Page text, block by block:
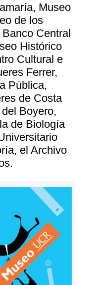
Museo
de los
Central
Histórico
Cultural e
Ferrer,
Pública,
de Costa
Boyero,
de Biología
el Archivo